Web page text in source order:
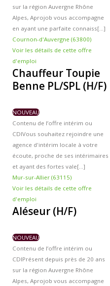
sur la région Auvergne Rhône
Alpes, Aprojob vous accompagne
en ayant une parfaite connaiss[...]
Cournon-d'Auvergne (63800)
Voir les détails de cette offre
d'emploi
Chauffeur Toupie
Benne PL/SPL (H/F)
NOUVEAU
Contenu de l’offre intérim ou
CDIVous souhaitez rejoindre une
agence d'intérim locale à votre
écoute, proche de ses intérimaires
et ayant des fortes vale[...]
Mur-sur-Allier (63115)
Voir les détails de cette offre
d'emploi
Aléseur (H/F)
NOUVEAU
Contenu de l’offre intérim ou
CDIPrésent depuis près de 20 ans
sur la région Auvergne Rhône
Alpes, Aprojob vous accompagne